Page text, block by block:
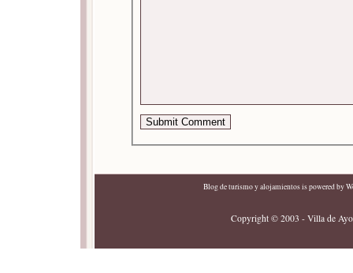
Blog de turismo y alojamientosis powered by
Copyright © 2003 - Villa de